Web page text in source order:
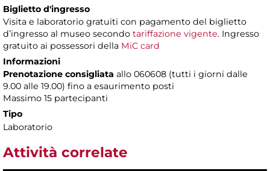
Biglietto d'ingresso
Visita e laboratorio gratuiti con pagamento del biglietto
d’ingresso al museo secondo tariffazione vigente. Ingresso
gratuito ai possessori della MiC card
Informazioni
Prenotazione consigliata allo 060608 (tutti i giorni dalle
9.00 alle 19.00) fino a esaurimento posti
Massimo 15 partecipanti
Tipo
Laboratorio
Attività correlate